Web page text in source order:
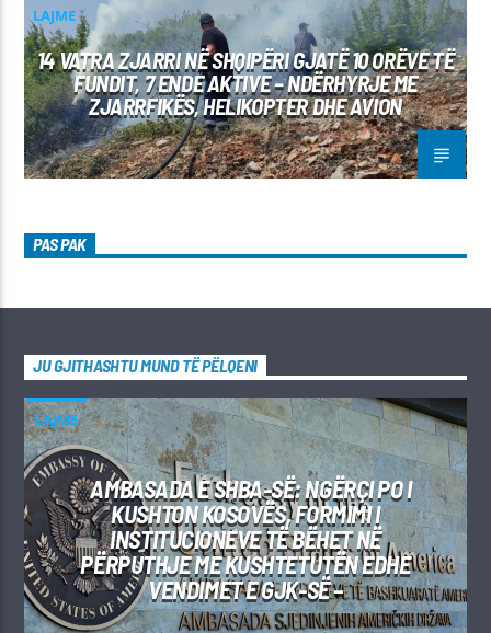
LAJME
14 VATRA ZJARRI NË SHQIPËRI GJATË 10 ORËVE TË
FUNDIT, 7 ENDE AKTIVE – NDËRHYRJE ME
ZJARRFIKËS, HELIKOPTER DHE AVION
PAS PAK
JU GJITHASHTU MUND TË PËLQENI
LAJME
AMBASADA E SHBA-SË: NGËRÇI PO I
KUSHTON KOSOVËS, FORMIMI I
INSTITUCIONEVE TË BËHET NË
PËRPUTHJE ME KUSHTETUTËN EDHE
VENDIMET E GJK-SË –